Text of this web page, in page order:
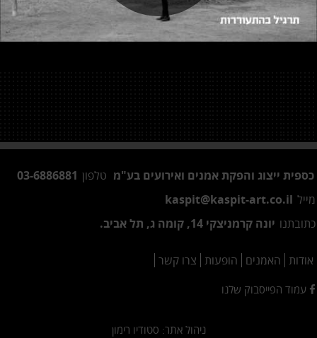
ייצוג והפקת אמנים ואירועים בע"מ טלפון03-6886881
kaspit@kaspit-art.co.il
יונה קרמניצקי 14, קומה ג, תל אביב.
האמנים הופעות צרו קשר
הפייסבוק שלנו
ניהול אתר:סטודיו רימון